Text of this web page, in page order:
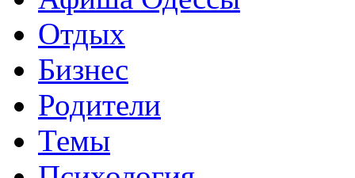
Афиша Одессы
Отдых
Бизнес
Родители
Темы